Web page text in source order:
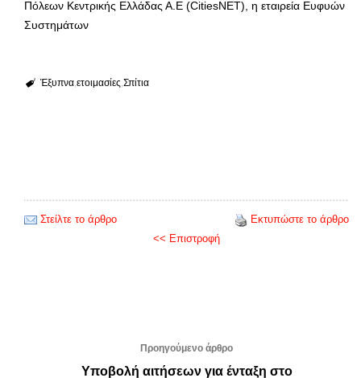
Πόλεων Κεντρικής Ελλάδας Α.Ε (CitiesNET), η εταιρεία Ευφυών
Συστημάτων
Έξυπνα ετοιμασίες Σπίτια
Στείλτε το άρθρο
Εκτυπώστε το άρθρο
<< Επιστροφή
Προηγούμενο άρθρο
Υποβολή αιτήσεων για ένταξη στο